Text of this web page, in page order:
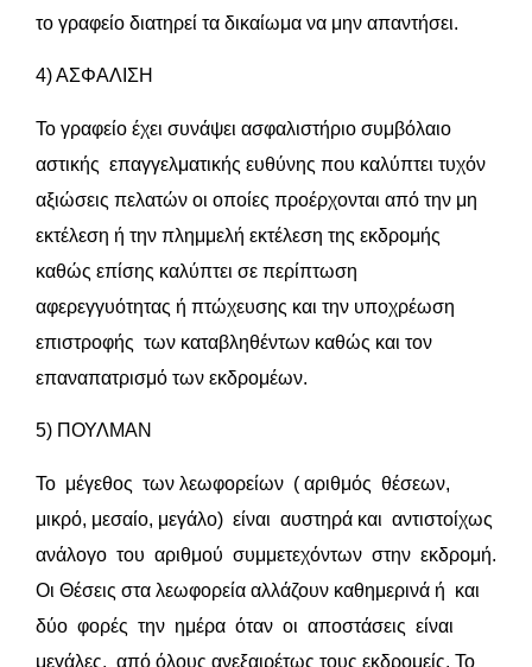
το γραφείο διατηρεί τα δικαίωμα να μην απαντήσει.
4) ΑΣΦΑΛΙΣΗ
Το γραφείο έχει συνάψει ασφαλιστήριο συμβόλαιο
αστικής επαγγελματικής ευθύνης που καλύπτει τυχόν
αξιώσεις πελατών οι οποίες προέρχονται από την μη
εκτέλεση ή την πλημμελή εκτέλεση της εκδρομής
καθώς επίσης καλύπτει σε περίπτωση
αφερεγγυότητας ή πτώχευσης και την υποχρέωση
επιστροφής των καταβληθέντων καθώς και τον
επαναπατρισμό των εκδρομέων.
5) ΠΟΥΛΜΑΝ
Το μέγεθος των λεωφορείων ( αριθμός θέσεων,
μικρό, μεσαίο, μεγάλο) είναι αυστηρά και αντιστοίχως
ανάλογο του αριθμού συμμετεχόντων στην εκδρομή.
Οι Θέσεις στα λεωφορεία αλλάζουν καθημερινά ή και
δύο φορές την ημέρα όταν οι αποστάσεις είναι
μεγάλες, από όλους ανεξαιρέτως τους εκδρομείς. To